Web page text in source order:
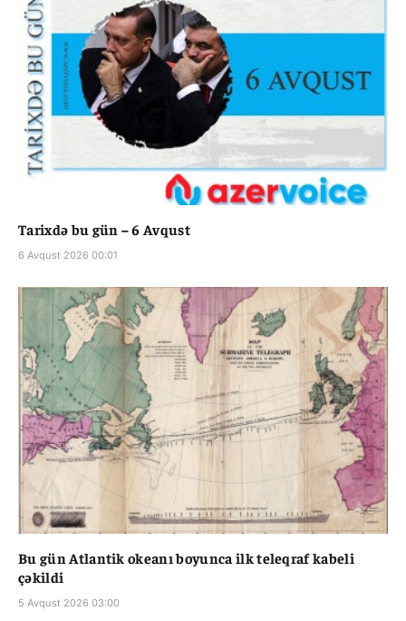
Tarixdə bu gün – 6 Avqust
6 Avqust 2026 00:01
Bu gün Atlantik okeanı boyunca ilk teleqraf kabeli
çəkildi
5 Avqust 2026 03:00